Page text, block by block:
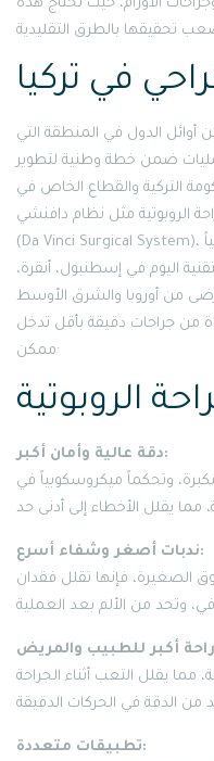
الأورام، حيث تحتاج هذه
في تركيا
أوائل الدول في المنطقة التي
ضمن خطة وطنية لتطوير
التركية والقطاع الخاص في
الروبوتية مثل نظام دافنشي
اليوم في إسطنبول، أنقرة،
من أوروبا والشرق الأوسط
من جراحات دقيقة بأقل تدخل
ممكن·
الروبوتية
دقة عالية وأمان أكبر:
مكبرة، وتحكماً ميكروسكوبياً في
ندبات أصغر وشفاء أسرع:
الصغيرة، فإنها تقلل فقدان
يقلل التعب أثناء الجراحة
تطبيقات متعددة: